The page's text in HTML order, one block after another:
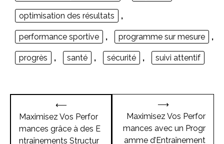
optimisation des résultats ,
performance sportive , programme sur mesure ,
progrès , santé , sécurité , suivi attentif
Navigation
de
l’article
⟵
Maximisez Vos Perfor
mances grâce à des E
ntraînements Structur
Maximisez Vos Perfor
mances avec un Progr
amme d’Entraînement
⟶